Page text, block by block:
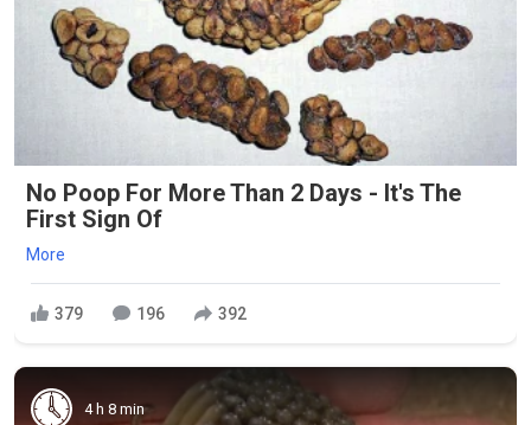
No Poop For More Than 2 Days - It's The
First Sign Of
More
379 196 392
4 h 8 min